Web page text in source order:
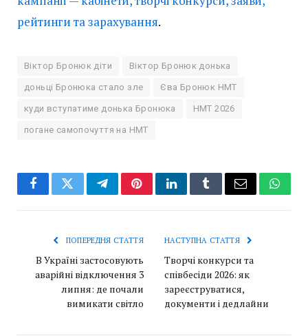
рейтинги та зарахування.
Віктор Бронюк діти Віктор Бронюк донька
доньці Бронюка стало зле Єва Бронюк НМТ
куди вступатиме донька Бронюка НМТ 2026
погане самопочуття на НМТ
FacebookTwitterTelegramPinterestLinkedInTumblrEmail
ПОПЕРЕДНЯ СТАТТЯ
В Україні застосовують
аварійні відключення 3
липня: де почали
вимикати світло
НАСТУПНА СТАТТЯ
Творчі конкурси та
співбесіди 2026: як
зареєструватися,
документи і дедлайни